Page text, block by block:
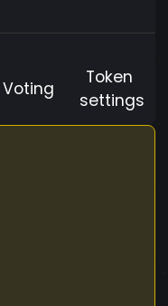
Voting
Token
settings